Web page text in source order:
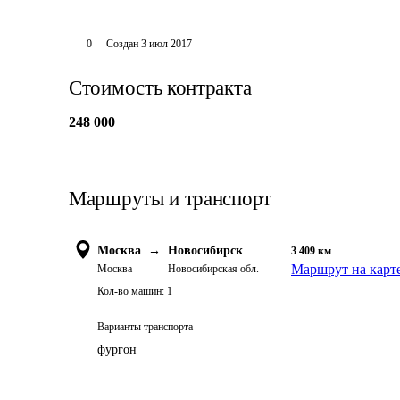
0 Создан 3 июл 2017
Стоимость контракта
248 000
Маршруты и транспорт
Москва →
Москва
Новосибирск
Новосибирская обл.
3 409 км
Маршрут на
Кол-во машин: 1
Варианты транспорта
фургон